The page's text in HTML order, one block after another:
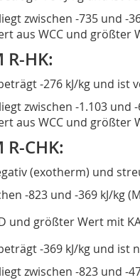
zwischen -735 und -
aus WCC und größter
R-HK:
-276 kJ/kg und ist
zwischen -1.103 und
aus WCC und größter
CHK:
(exotherm) und
-823 und -369 kJ/kg
und größter Wert mit
-369 kJ/kg und ist
zwischen -823 und -